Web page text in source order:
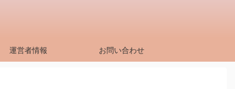
運営者情報 お問い合わせ